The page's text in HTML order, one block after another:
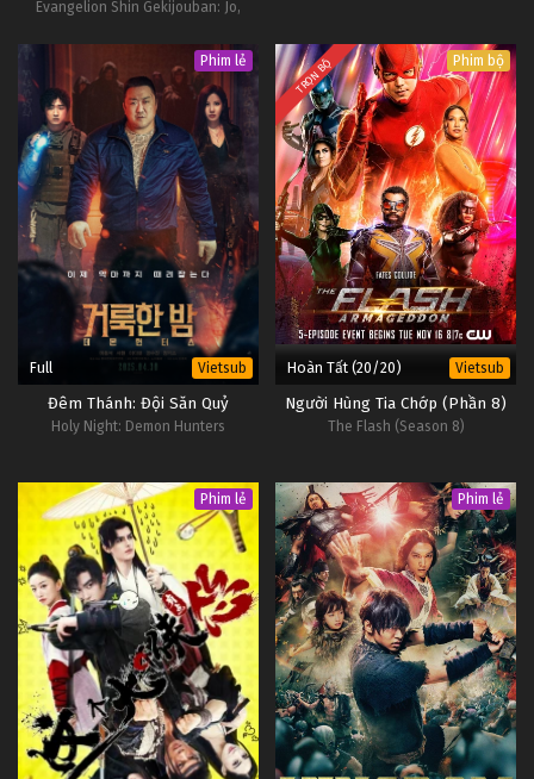
Evangelion Shin Gekijouban: Jo,
(Not) Alone, Evangelion: 1.01 You Are
(Not) Alone, Evangelion: 1.11 You Are
(Not) Alone
Phim lẻ
Full Vietsub
Đêm Thánh: Đội Săn Quỷ
Holy Night: Demon Hunters
TRỌN BỘ Phim bộ
Hoàn Tất (20/20) Vietsub
Người Hùng Tia Chớp (Phần 8)
The Flash (Season 8)
Phim lẻ Phim lẻ